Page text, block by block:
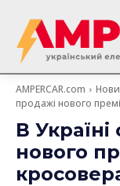
AMPERCAR.com
продажі нового
В
нового